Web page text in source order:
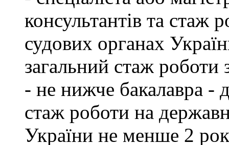
консультантів та стаж
судових органах
загальний стаж
- не нижче бакалавра -
стаж роботи на
України не менше 2